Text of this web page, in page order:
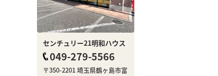
センチュリー21明和ハウス
049-279-5566
〒350-2201 埼玉県鶴ヶ島市富